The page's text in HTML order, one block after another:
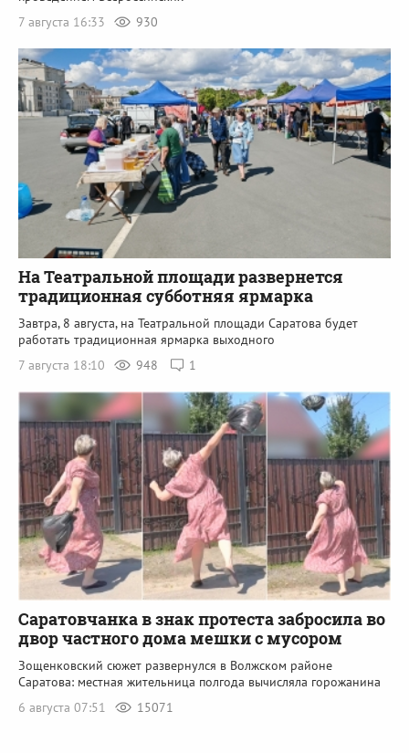
7 августа 16:33
930
На Театральной площади развернется
традиционная субботняя ярмарка
Завтра, 8 августа, на Театральной площади Саратова будет
работать традиционная ярмарка выходного
7 августа 18:10
948 1
Саратовчанка в знак протеста забросила во
двор частного дома мешки с мусором
Зощенковский сюжет развернулся в Волжском районе
Саратова: местная жительница полгода вычисляла горожанина
6 августа 07:51
15071